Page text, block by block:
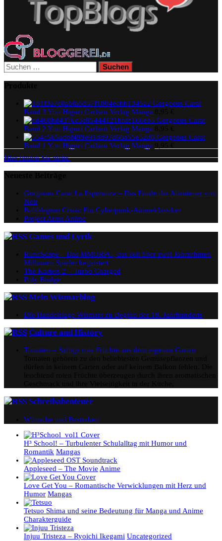
Suchen
nach:
Gorgeous Carat
Band 3 You Higuri Carlsen Verlag Manga
Gorgeous Carat
Band 2 You Higuri Carlsen Verlag Manga
Gorgeous Carat
Band 1 You Higuri Carlsen Verlag Manga
Hier finden Sie mehr.
Gorgeous Carat La Esperanza – Das Finale der Abenteuer von
Noir
Bubblegum Crisis: Ein Cyberpunk-Animeklassiker
Project Arms Anime
Games und Lyrik
RuneScape – Das MMORPG, das seit über zwei Jahrzehnten
Millionen Spieler begeistert
The Karters 2 – Turbo Charged
Poly Bridge
Mein Wismarblog
Die Handelslage Wismars zu Beginn des 19. Jahrhunderts
Culture and History
Tomaten – Saftige rote Früchte aus dem eigenen Garten
Schreibabenteuer
Wünsche und Bestreben
H³ School! – Turbulenter Schulalltag mit Humor und
Romantik Mangas
Appleseed – The Movie Anime
Love Get You – Romantische Verwicklungen mit Herz und
Humor Mangas
Tetsuo Shima und seine Bedeutung für Manga und Anime
Charakterguide
Injuu Tristeza – Ryoichi Ikegami Uncategorized